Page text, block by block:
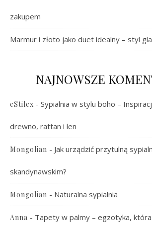
zakupem
Marmur i złoto jako duet idealny – styl
NAJNOWSZE
eStilex - Sypialnia w stylu boho –
drewno, rattan i len
Mongolian - Jak urządzić przytulną
skandynawskim?
Mongolian - Naturalna sypialnia
Anna - Tapety w palmy – egzotyka,